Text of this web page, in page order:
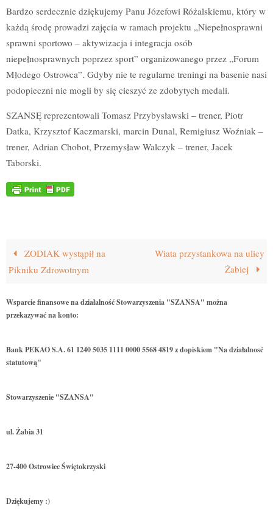
Bardzo serdecznie dziękujemy Panu Józefowi Różalskiemu, który w
każdą środę prowadzi zajęcia w ramach projektu „Niepełnosprawni
sprawni sportowo – aktywizacja i integracja osób
niepełnosprawnych poprzez sport” organizowanego przez „Forum
Młodego Ostrowca”. Gdyby nie te regularne treningi na basenie nasi
podopieczni nie mogli by się cieszyć ze zdobytych medali.
SZANSĘ reprezentowali Tomasz Przybysławski – trener, Piotr
Datka, Krzysztof Kaczmarski, marcin Dunal, Remigiusz Woźniak –
trener, Adrian Chobot, Przemysław Walczyk – trener, Jacek
Taborski.
ZODIAK wystąpił na
Pikniku Zdrowotnym
Wiata przystankowa na ulicy
Żabiej
Wsparcie finansowe na działalność Stowarzyszenia "SZANSA" można
przekazywać na konto:
Bank PEKAO S.A. 61 1240 5035 1111 0000 5568 4819 z dopiskiem "Na działalnosć
statutową"
Stowarzyszenie "SZANSA"
ul. Żabia 31
27-400 Ostrowiec Świętokrzyski
Dziękujemy :)